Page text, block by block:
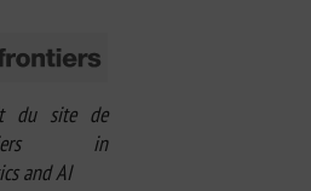
du site de
in
and AI